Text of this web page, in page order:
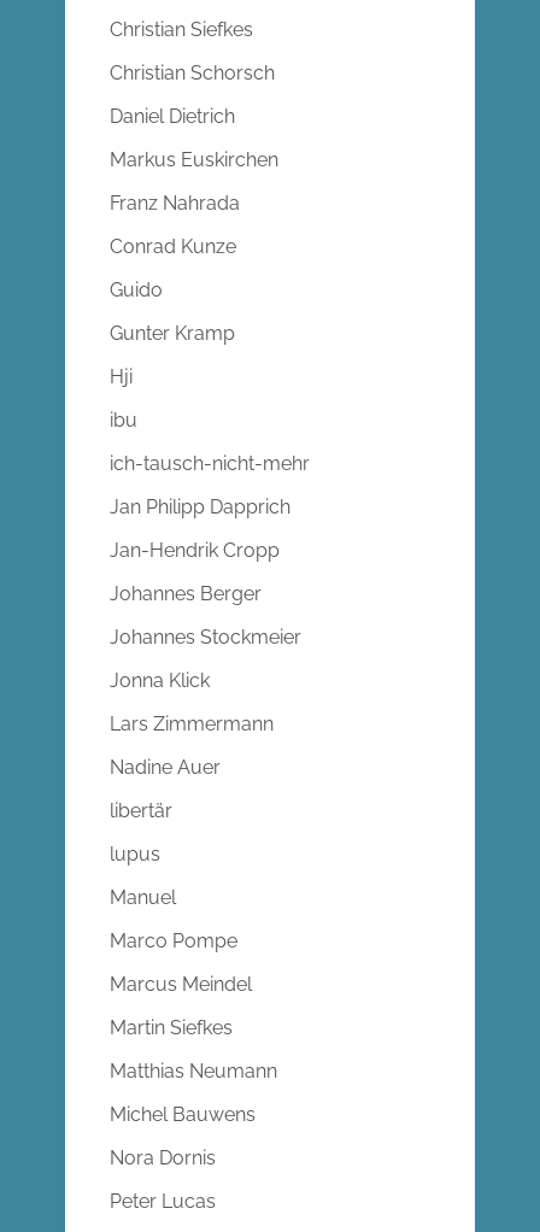
Christian Siefkes
Christian Schorsch
Daniel Dietrich
Markus Euskirchen
Franz Nahrada
Conrad Kunze
Guido
Gunter Kramp
Hji
ibu
ich-tausch-nicht-mehr
Jan Philipp Dapprich
Jan-Hendrik Cropp
Johannes Berger
Johannes Stockmeier
Jonna Klick
Lars Zimmermann
Nadine Auer
libertär
lupus
Manuel
Marco Pompe
Marcus Meindel
Martin Siefkes
Matthias Neumann
Michel Bauwens
Nora Dornis
Peter Lucas